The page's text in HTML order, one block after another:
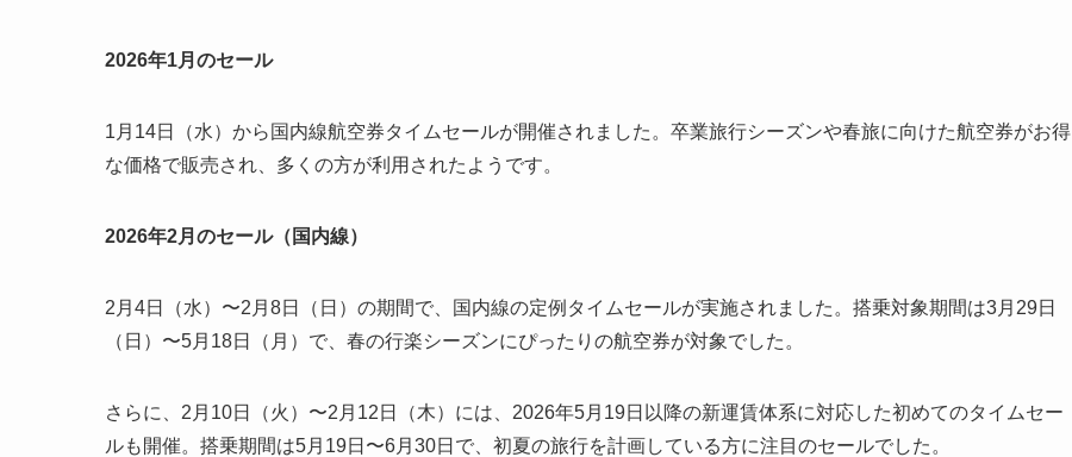
2026年1月のセール
1月14日（水）から国内線航空券タイムセールが開催されました。卒業旅行シーズンや春旅に向けた航空券がお得
な価格で販売され、多くの方が利用されたようです。
2026年2月のセール（国内線）
2月4日（水）〜2月8日（日）の期間で、国内線の定例タイムセールが実施されました。搭乗対象期間は3月29日
（日）〜5月18日（月）で、春の行楽シーズンにぴったりの航空券が対象でした。
さらに、2月10日（火）〜2月12日（木）には、2026年5月19日以降の新運賃体系に対応した初めてのタイムセー
ルも開催。搭乗期間は5月19日〜6月30日で、初夏の旅行を計画している方に注目のセールでした。